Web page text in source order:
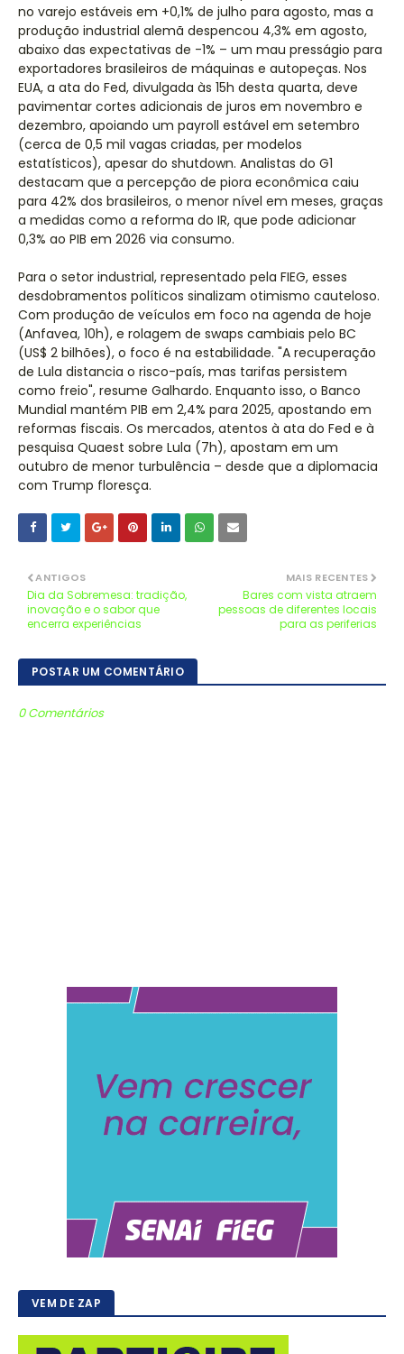
no varejo estáveis em +0,1% de julho para agosto, mas a
produção industrial alemã despencou 4,3% em agosto,
abaixo das expectativas de -1% – um mau presságio para
exportadores brasileiros de máquinas e autopeças. Nos
EUA, a ata do Fed, divulgada às 15h desta quarta, deve
pavimentar cortes adicionais de juros em novembro e
dezembro, apoiando um payroll estável em setembro
(cerca de 0,5 mil vagas criadas, per modelos
estatísticos), apesar do shutdown. Analistas do G1
destacam que a percepção de piora econômica caiu
para 42% dos brasileiros, o menor nível em meses, graças
a medidas como a reforma do IR, que pode adicionar
0,3% ao PIB em 2026 via consumo.
Para o setor industrial, representado pela FIEG, esses
desdobramentos políticos sinalizam otimismo cauteloso.
Com produção de veículos em foco na agenda de hoje
(Anfavea, 10h), e rolagem de swaps cambiais pelo BC
(US$ 2 bilhões), o foco é na estabilidade. "A recuperação
de Lula distancia o risco-país, mas tarifas persistem
como freio", resume Galhardo. Enquanto isso, o Banco
Mundial mantém PIB em 2,4% para 2025, apostando em
reformas fiscais. Os mercados, atentos à ata do Fed e à
pesquisa Quaest sobre Lula (7h), apostam em um
outubro de menor turbulência – desde que a diplomacia
com Trump floresça.
MAIS RECENTES
Bares com vista atraem
pessoas de diferentes locais
para as periferias
ANTIGOS
Dia da Sobremesa: tradição,
inovação e o sabor que
encerra experiências
POSTAR UM COMENTÁRIO
0 Comentários
VEM DE ZAP